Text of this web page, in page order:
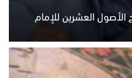
الأصول العشرين للإمام